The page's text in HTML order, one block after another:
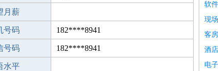
月薪
号码 182****8941
号码 182****8941
水平
软
现
客
酒
电